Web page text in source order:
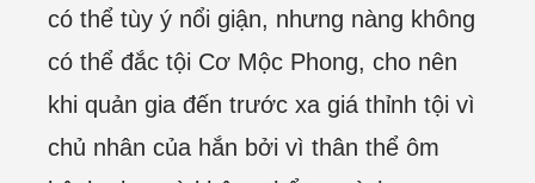
có thể tùy ý nổi giận, nhưng nàng không
có thể đắc tội Cơ Mộc Phong, cho nên
khi quản gia đến trước xa giá thỉnh tội vì
chủ nhân của hắn bởi vì thân thể ôm